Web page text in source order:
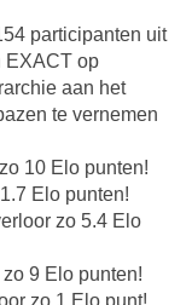
participanten uit
EXACT op
aan het
te vernemen
10 Elo punten!
Elo punten!
zo 5.4 Elo
9 Elo punten!
zo 1 Elo punt!